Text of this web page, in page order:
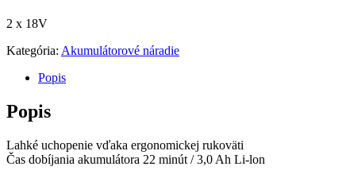
2 x 18V
Kategória: Akumulátorové náradie
Popis
Popis
Lahké uchopenie vďaka ergonomickej rukoväti
Čas dobíjania akumulátora 22 minút / 3,0 Ah Li-lon